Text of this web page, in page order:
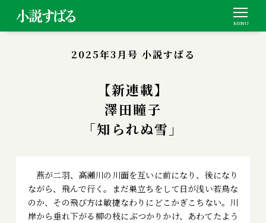
2025年3月号 小説すばる
【新連載】
澤田瞳子
「知られぬ雪」
燕が二羽、高瀬川の川面を互いに前になり、後になり
ながら、飛んで行く。まだ巣立ちをして日が浅い若鳥な
のか、その飛び方は敏捷なわりにどこかぎこちない。川
岸から垂れ下がる柳の枝にぶつかりかけ、あわてたよう